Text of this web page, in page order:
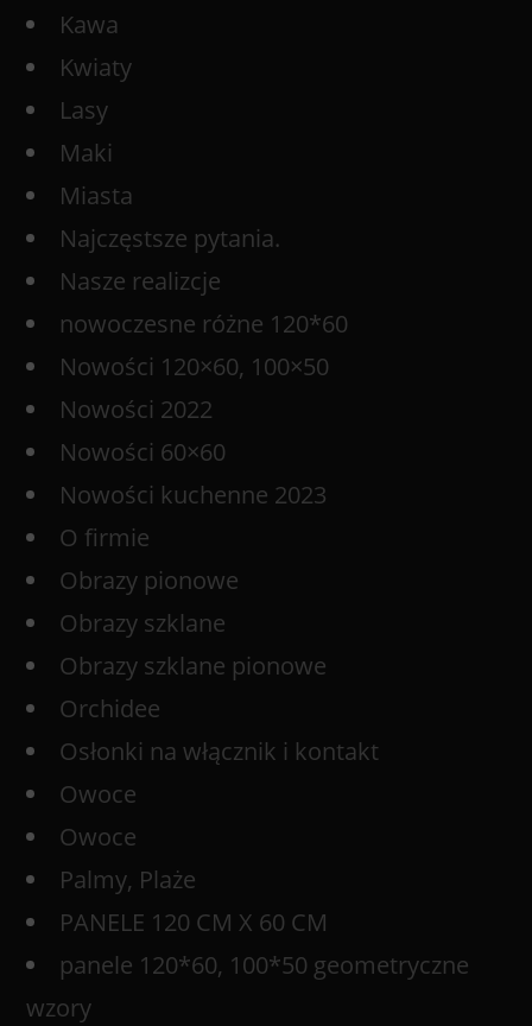
Kawa
Kwiaty
Lasy
Maki
Miasta
Najczęstsze pytania.
Nasze realizcje
nowoczesne różne 120*60
Nowości 120×60, 100×50
Nowości 2022
Nowości 60×60
Nowości kuchenne 2023
O firmie
Obrazy pionowe
Obrazy szklane
Obrazy szklane pionowe
Orchidee
Osłonki na włącznik i kontakt
Owoce
Owoce
Palmy, Plaże
PANELE 120 CM X 60 CM
panele 120*60, 100*50 geometryczne
wzory